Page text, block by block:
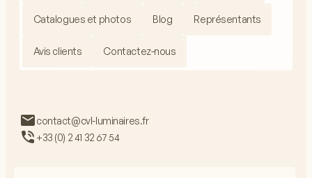
Catalogues et photos Blog Représentants
Avis clients Contactez-nous
contact@cvl-luminaires.fr
+33 (0) 2 41 32 67 54